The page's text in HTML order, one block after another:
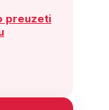
preuzeti